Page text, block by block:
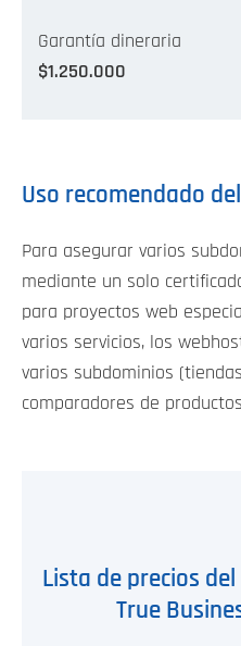
Garantía dineraria
$1.250.000
Uso recomendado
Para asegurar varios
mediante un solo
para proyectos web
varios servicios, los
varios subdominios
comparadores de
Lista de precios
True